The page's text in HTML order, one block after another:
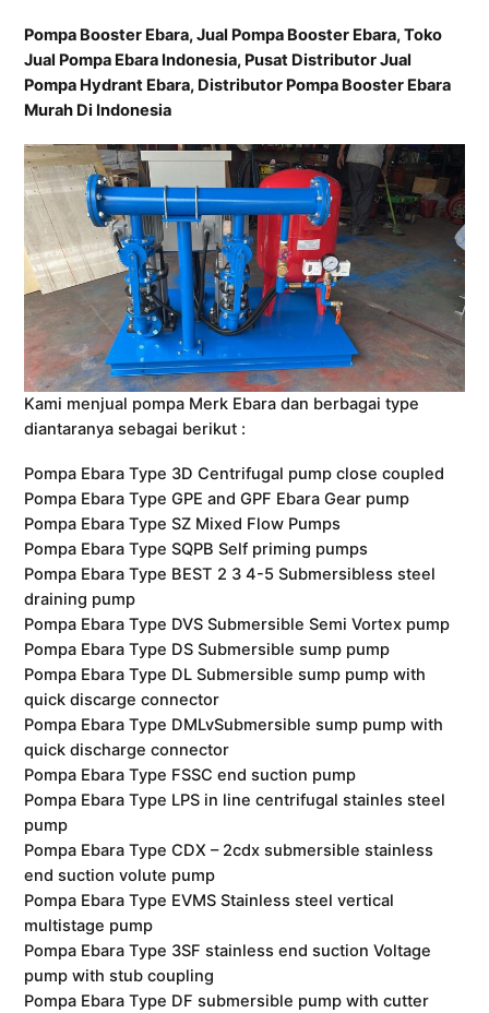
Pompa Booster Ebara, Jual Pompa Booster Ebara, Toko
Jual Pompa Ebara Indonesia, Pusat Distributor Jual
Pompa Hydrant Ebara, Distributor Pompa Booster Ebara
Murah Di Indonesia
Kami menjual pompa Merk Ebara dan berbagai type
diantaranya sebagai berikut :
Pompa Ebara Type 3D Centrifugal pump close coupled
Pompa Ebara Type GPE and GPF Ebara Gear pump
Pompa Ebara Type SZ Mixed Flow Pumps
Pompa Ebara Type SQPB Self priming pumps
Pompa Ebara Type BEST 2 3 4-5 Submersibless steel
draining pump
Pompa Ebara Type DVS Submersible Semi Vortex pump
Pompa Ebara Type DS Submersible sump pump
Pompa Ebara Type DL Submersible sump pump with
quick discarge connector
Pompa Ebara Type DMLvSubmersible sump pump with
quick discharge connector
Pompa Ebara Type FSSC end suction pump
Pompa Ebara Type LPS in line centrifugal stainles steel
pump
Pompa Ebara Type CDX – 2cdx submersible stainless
end suction volute pump
Pompa Ebara Type EVMS Stainless steel vertical
multistage pump
Pompa Ebara Type 3SF stainless end suction Voltage
pump with stub coupling
Pompa Ebara Type DF submersible pump with cutter